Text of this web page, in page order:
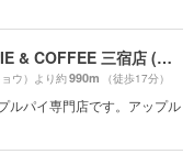
GRANNY SMITH APPLE PIE & COFFEE 三宿店 (グラニースミス アップルパイ&コーヒー)
ウ）より約990m （徒歩17分）
ルパイ専門店です。アップル